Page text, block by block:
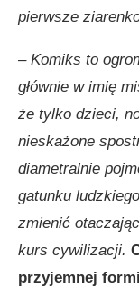
pierwsze
– Komiks to
głównie w imię
że tylko dzieci,
nieskażone
diametralnie
gatunku
zmienić
kurs cywilizacji.
przyjemnej